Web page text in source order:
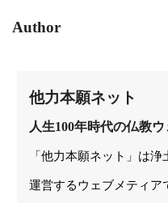
Author
他力本願ネット
人生100年時代の仏教
「他力本願ネット」は
運営するウェブメティア